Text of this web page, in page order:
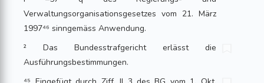
Verwaltungsorganisationsgesetzes vom 21. März
1997⁴⁶ sinngemäss Anwendung.
² Das Bundesstrafgericht erlässt die
Ausführungsbestimmungen.